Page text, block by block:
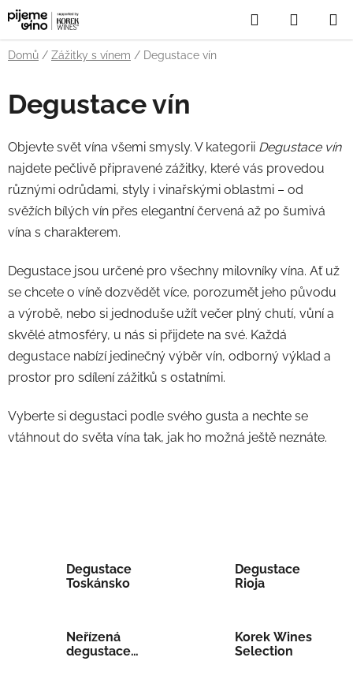
Přejít
na
obsah
Hledat
KOŠÍK
Domů / Zážitky s vínem / Degustace vín
Degustace vín
Objevte svět vína všemi smysly. V kategorii Degustace vín
najdete pečlivě připravené zážitky, které vás provedou
různými odrůdami, styly i vinařskými oblastmi – od
svěžích bílých vín přes elegantní červená až po šumivá
vína s charakterem.
Degustace jsou určené pro všechny milovníky vína. Ať už
se chcete o víně dozvědět více, porozumět jeho původu
a výrobě, nebo si jednoduše užít večer plný chutí, vůní a
skvělé atmosféry, u nás si přijdete na své. Každá
degustace nabízí jedinečný výběr vín, odborný výklad a
prostor pro sdílení zážitků s ostatními.
Vyberte si degustaci podle svého gusta a nechte se
vtáhnout do světa vína tak, jak ho možná ještě neznáte.
Degustace
Toskánsko
Degustace
Rioja
Neřízená
degustace
Korek Wines
Selection